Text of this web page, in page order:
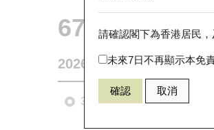
請確認閣下為香港居民
未來7日不再顯示本免責
確認 取消
67936 瑞銀牛
2026-08-07 相關資產價格
3個月 6個月